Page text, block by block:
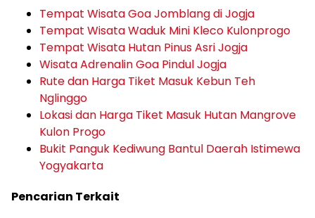
Tempat Wisata Goa Jomblang di Jogja
Tempat Wisata Waduk Mini Kleco Kulonprogo
Tempat Wisata Hutan Pinus Asri Jogja
Wisata Adrenalin Goa Pindul Jogja
Rute dan Harga Tiket Masuk Kebun Teh
Nglinggo
Lokasi dan Harga Tiket Masuk Hutan Mangrove
Kulon Progo
Bukit Panguk Kediwung Bantul Daerah Istimewa
Yogyakarta
Pencarian Terkait